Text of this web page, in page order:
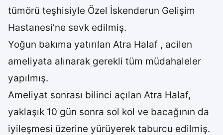
tümörü teşhisiyle Özel İskenderun Gelişim
Hastanesi’ne sevk edilmiş.
Yoğun bakıma yatırılan Atra Halaf , acilen
ameliyata alınarak gerekli tüm müdahaleler
yapılmış.
Ameliyat sonrası bilinci açılan Atra Halaf,
yaklaşık 10 gün sonra sol kol ve bacağının da
iyileşmesi üzerine yürüyerek taburcu edilmiş.